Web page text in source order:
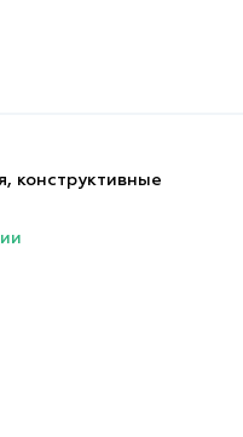
конструктивные